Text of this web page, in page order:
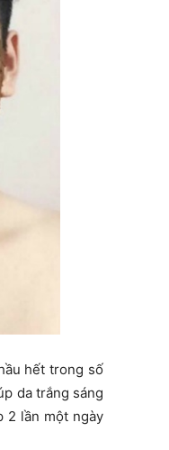
hết trong số
da trắng sáng
2 lần một ngày